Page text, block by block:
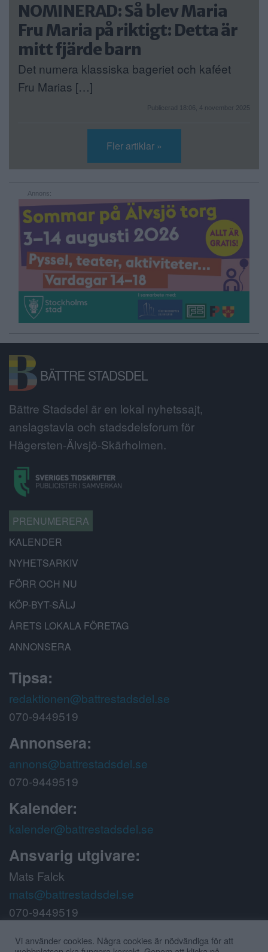
NOMINERAD: Så blev Maria
Fru Maria på riktigt: Detta är
mitt fjärde barn
Det numera klassiska bageriet och kaféet
Fru Marias […]
Publicerad 18:06, 4 november 2025
Fler artiklar »
Annons:
BÄTTRE STADSDEL
Bättre Stadsdel är en lokal nyhetssajt,
anslagstavla och stadsdelsforum för
Hägersten-Älvsjö-Skärholmen.
PRENUMERERA
KALENDER
NYHETSARKIV
FÖRR OCH NU
KÖP-BYT-SÄLJ
ÅRETS LOKALA FÖRETAG
ANNONSERA
Tipsa:
redaktionen@battrestadsdel.se
070-9449519
Annonsera:
annons@battrestadsdel.se
070-9449519
Kalender:
kalender@battrestadsdel.se
Ansvarig utgivare:
Mats Falck
mats@battrestadsdel.se
070-9449519
Följ oss på:
Vi använder cookies. Några cookies är nödvändiga för att